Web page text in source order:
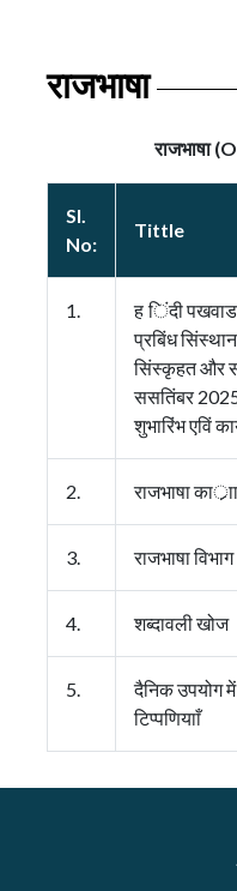
राजभाषा
राजभाषा
Sl.
No:
Tittle
1.
ह िंदी
प्रबिंध
सिंस्कृहत और स
ससतिंबर
शुभारिंभ एविं
2. राजभाषा
3. राजभाषा विभाग
4. शब्दावली खोज
5.
दैनिक उपयोग में
टिप्पणियााँ